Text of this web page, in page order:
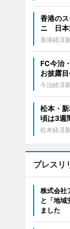
香港の
ニ 日本
香港経済
FC今治
お披露
今治経済
松本・
頃は3週
松本経済
プレスリ
株式会社
と「地域
ました